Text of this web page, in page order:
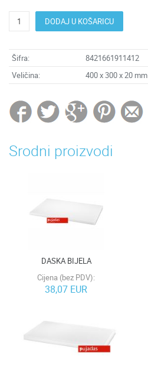
DODAJ U KOŠARICU
Šifra:
8421661911412
Veličina:
400 x 300 x 20 mm
Srodni proizvodi
DASKA BIJELA
Cijena (bez PDV):
38,07 EUR